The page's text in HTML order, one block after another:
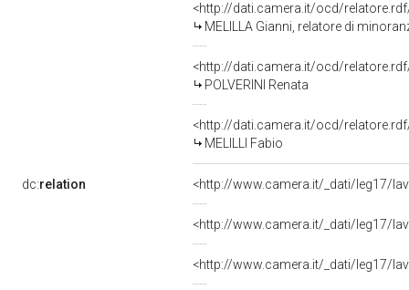
<http://dati.camera.it/ocd/
MELILLA Gianni, relatore di
<http://dati.camera.it/ocd/
POLVERINI Renata
<http://dati.camera.it/ocd/
MELILLI Fabio
dc:relation <http://www.camera.it/_dati/leg17/
<http://www.camera.it/_dati/leg17/
<http://www.camera.it/_dati/leg17/